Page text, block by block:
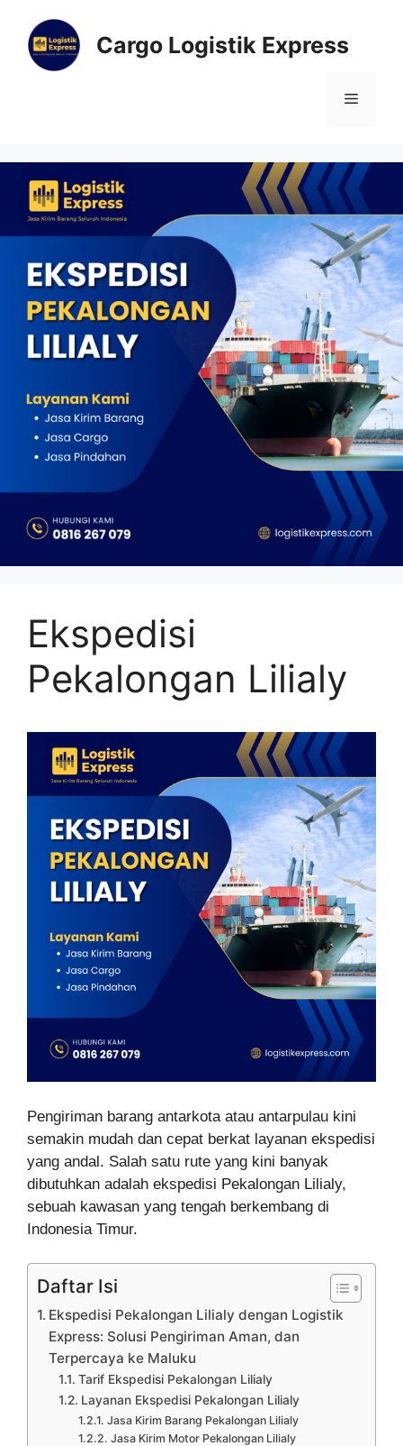
Cargo Logistik Express
Ekspedisi
Pekalongan Lilialy
Pengiriman barang antarkota atau antarpulau kini
semakin mudah dan cepat berkat layanan ekspedisi
yang andal. Salah satu rute yang kini banyak
dibutuhkan adalah ekspedisi Pekalongan Lilialy,
sebuah kawasan yang tengah berkembang di
Indonesia Timur.
Daftar Isi
Ekspedisi Pekalongan Lilialy dengan Logistik
Express: Solusi Pengiriman Aman, dan
Terpercaya ke Maluku
Tarif Ekspedisi Pekalongan Lilialy
Layanan Ekspedisi Pekalongan Lilialy
Jasa Kirim Barang Pekalongan Lilialy
Jasa Kirim Motor Pekalongan Lilialy